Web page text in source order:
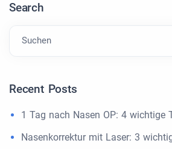
Search
Suchen
Recent Posts
1 Tag nach Nasen OP: 4 wichtige
Nasenkorrektur mit Laser: 3